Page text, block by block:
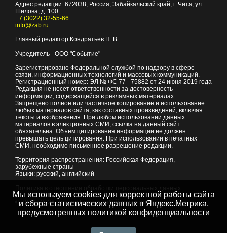
Адрес редакции: 672038, Россия, Забайкальский край, г. Чита, ул.
Шилова, д. 100
+7 (3022) 32-55-66
info@zab.ru
Главный редактор Кондратьев Н. В.
Учредитель - ООО "Событие"
Зарегистрировано Федеральной службой по надзору в сфере
связи, информационных технологий и массовых коммуникаций.
Регистрационный номер: ЭЛ № ФС 77 - 75882 от 24 июня 2019 года
Редакция не несет ответственности за достоверность
информации, содержащейся в рекламных материалах
Запрещено полное или частичное копирование и использование
любых материалов сайта, как составных произведений, включая
тексты и изображения. При любом использовании данных
материалов в электронных СМИ, ссылка на данный сайт
обязательна. Объем цитирования информации не должен
превышать цель цитирования. При использовании в печатных
СМИ, необходимо письменное разрешение редакции.
Территория распространения: Российская Федерация,
зарубежные страны
Языки: русский, английский
© 2007 - 2026Портал Читы и Забайкальского края
Мы используем cookies для корректной работы сайта
и сбора статистических данных в Яндекс.Метрика,
предусмотренных политикой конфиденциальности